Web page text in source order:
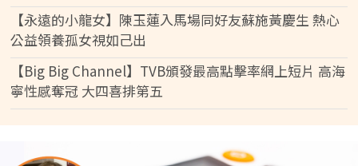
【永遠的小龍女】陳玉蓮入馬場同好友蘇施黃慶生 熱心
公益領養孤女視如己出
【Big Big Channel】TVB頒發最高點擊率網上短片 高海
寧性感奪冠 大四喜排第五